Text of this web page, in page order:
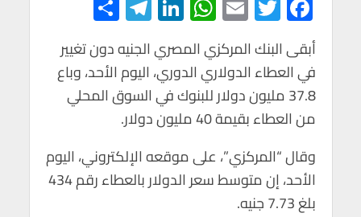
ac
e
b
o
o
k
wi
tt
er
m
ail
h
at
s
A
p
p
n
ke
dI
n
le
gr
a
m
h
ar
e
أبقى البنك المركزي المصري الجنيه دون تغيير
في العطاء الدولاري الدوري، اليوم الأحد، وباع
37.8 مليون دولار للبنوك في السوق المحلي
من العطاء بقيمة 40 مليون دولار.
وقال “المركزي”، على موقعه الإلكتروني، اليوم
الأحد، إن متوسط سعر الدولار بالعطاء رقم 434
بلغ 7.73 جنيه.